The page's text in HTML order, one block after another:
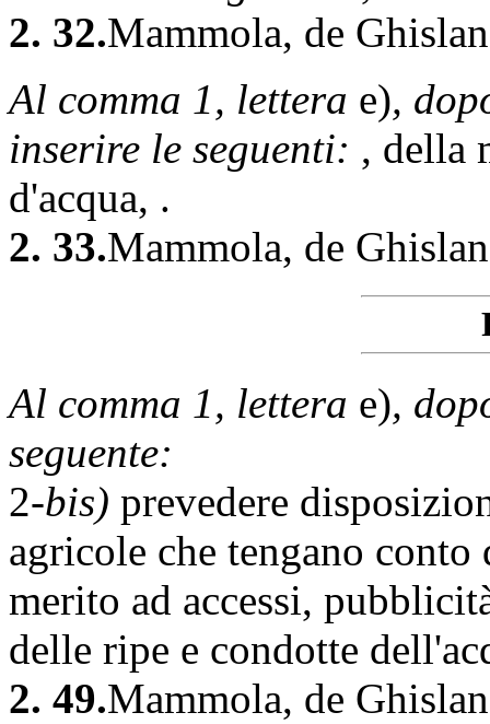
2. 32.Mammola, de
Al comma 1, lettera e),
inserire le seguenti: , della
d'acqua, .
2. 33.Mammola, de
Al comma 1, lettera e),
seguente:
2-bis) prevedere
agricole che tengano
merito ad accessi,
delle ripe e condotte
2. 49.Mammola, de